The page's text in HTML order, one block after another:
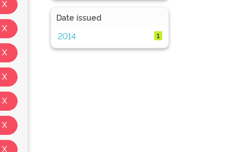
Date issued
2014
1